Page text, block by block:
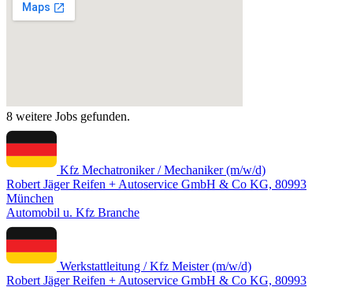
8 weitere Jobs gefunden.
Kfz Mechatroniker / Mechaniker (m/w/d)
Robert Jäger Reifen + Autoservice GmbH & Co KG, 80993
München
Automobil u. Kfz Branche
Werkstattleitung / Kfz Meister (m/w/d)
Robert Jäger Reifen + Autoservice GmbH & Co KG, 80993